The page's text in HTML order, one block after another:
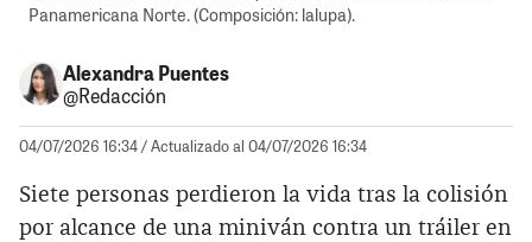
Panamericana Norte. (Composición: lalupa).
Alexandra Puentes
@Redacción
04/07/2026 16:34/ Actualizado al 04/07/2026 16:34
Siete personas perdieron la vida tras la colisión
por alcance de una miniván contra un tráiler en